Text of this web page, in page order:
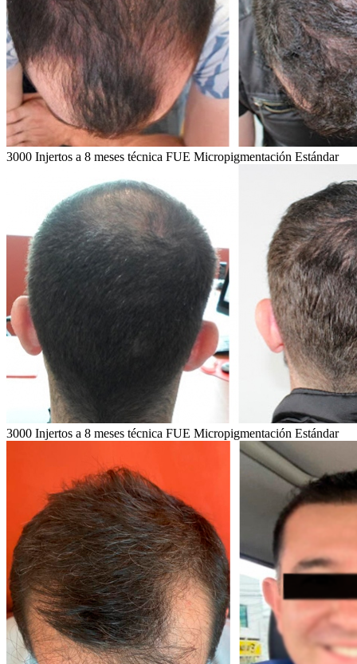
3000 Injertos a 8 meses técnica FUE Micropigmentación Estándar
3000 Injertos a 8 meses técnica FUE Micropigmentación Estándar